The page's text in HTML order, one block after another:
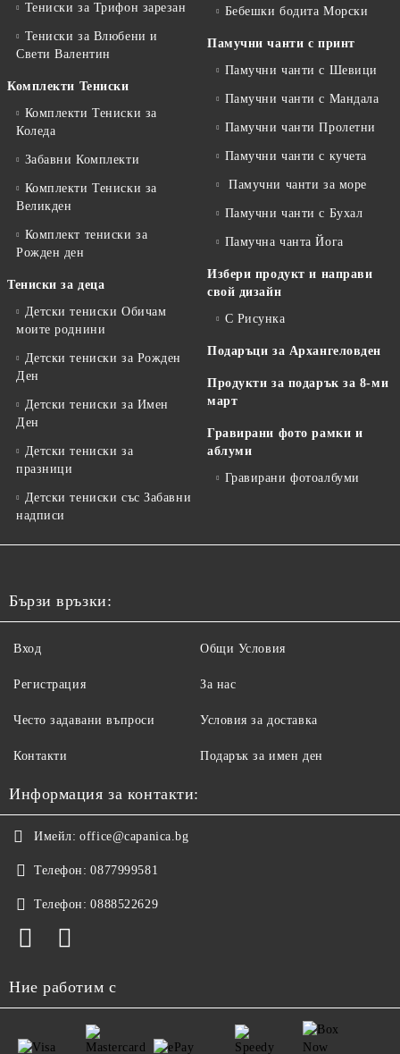
Тениски за Трифон зарезан
Тениски за Влюбени и
Свети Валентин
Комплекти Тениски
Комплекти Тениски за
Коледа
Забавни Комплекти
Комплекти Тениски за
Великден
Комплект тениски за
Рожден ден
Тениски за деца
Детски тениски Обичам
моите роднини
Детски тениски за Рожден
Ден
Детски тениски за Имен
Ден
Детски тениски за
празници
Детски тениски със Забавни
надписи
Бебешки бодита Морски
Памучни чанти с принт
Памучни чанти с Шевици
Памучни чанти с Мандала
Памучни чанти Пролетни
Памучни чанти с кучета
Памучни чанти за море
Памучни чанти с Бухал
Памучна чанта Йога
Избери продукт и направи
свой дизайн
С Рисунка
Подаръци за Архангеловден
Продукти за подарък за 8-ми
март
Гравирани фото рамки и
аблуми
Гравирани фотоалбуми
Бързи връзки:
Вход
Регистрация
Често задавани въпроси
Контакти
Общи Условия
За нас
Условия за доставка
Подарък за имен ден
Информация за контакти:
Имейл: office@capanica.bg
Телефон: 0877999581
Телефон: 0888522629
Ние работим с